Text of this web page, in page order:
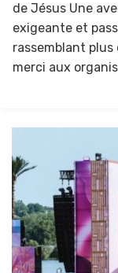
de Jésus Une
exigeante et
rassemblant
merci aux